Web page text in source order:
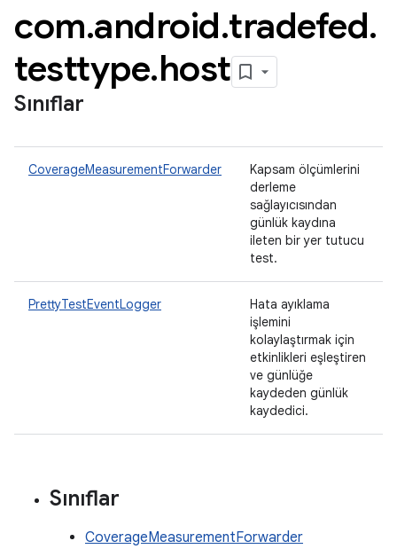
com.android.tradefed.
testtype.host
Sınıflar
CoverageMeasurementForwarder
Kapsam ölçümlerini
derleme
sağlayıcısından
günlük kaydına
ileten bir yer tutucu
test.
PrettyTestEventLogger
Hata ayıklama
işlemini
kolaylaştırmak için
etkinlikleri eşleştiren
ve günlüğe
kaydeden günlük
kaydedici.
Sınıflar
CoverageMeasurementForwarder